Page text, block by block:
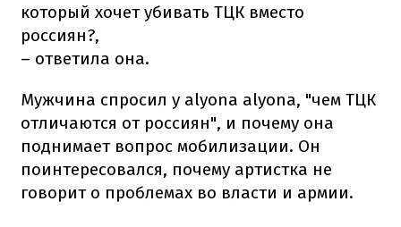
который хочет убивать ТЦК вместо
россиян?,
– ответила она.
Мужчина спросил у alyona alyona, "чем ТЦК
отличаются от россиян", и почему она
поднимает вопрос мобилизации. Он
поинтересовался, почему артистка не
говорит о проблемах во власти и армии.